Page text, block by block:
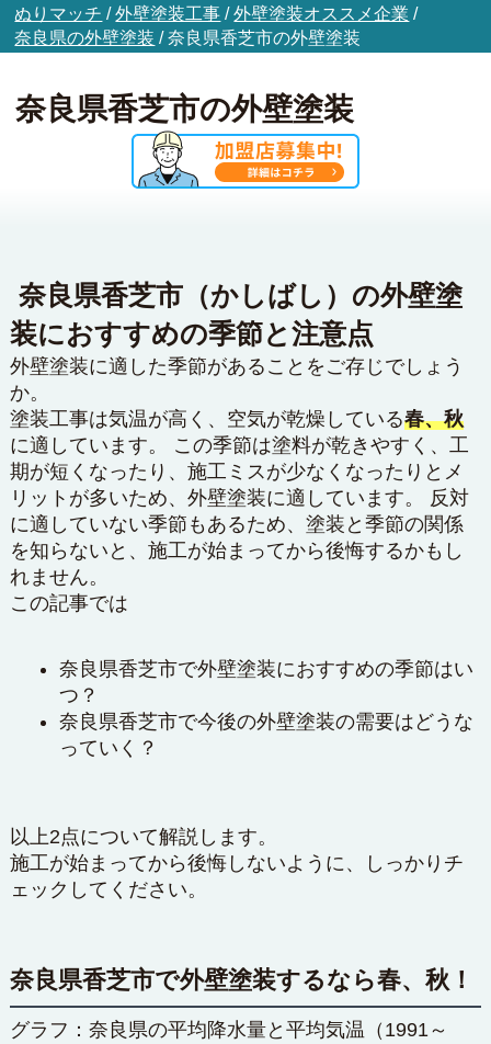
ぬりマッチ /外壁塗装工事 /外壁塗装オススメ企業 /
奈良県の外壁塗装 /奈良県香芝市の外壁塗装
奈良県香芝市の外壁塗装
奈良県香芝市（かしばし）の外壁塗
装におすすめの季節と注意点
外壁塗装に適した季節があることをご存じでしょう
か。
塗装工事は気温が高く、空気が乾燥している春、秋
に適しています。 この季節は塗料が乾きやすく、工
期が短くなったり、施工ミスが少なくなったりとメ
リットが多いため、外壁塗装に適しています。 反対
に適していない季節もあるため、塗装と季節の関係
を知らないと、施工が始まってから後悔するかもし
れません。
この記事では
奈良県香芝市で外壁塗装におすすめの季節はい
つ？
奈良県香芝市で今後の外壁塗装の需要はどうな
っていく？
以上2点について解説します。
施工が始まってから後悔しないように、しっかりチ
ェックしてください。
奈良県香芝市で外壁塗装するなら春、秋！
グラフ：奈良県の平均降水量と平均気温（1991～